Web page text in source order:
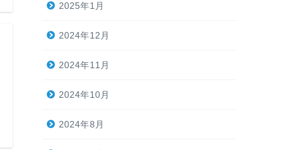
2025年1月
2024年12月
2024年11月
2024年10月
2024年8月